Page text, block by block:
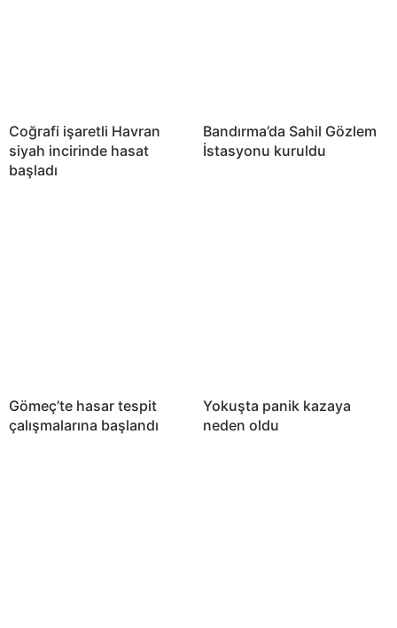
Coğrafi işaretli Havran
siyah incirinde hasat
başladı
Bandırma’da Sahil Gözlem
İstasyonu kuruldu
Gömeç’te hasar tespit
çalışmalarına başlandı
Yokuşta panik kazaya
neden oldu